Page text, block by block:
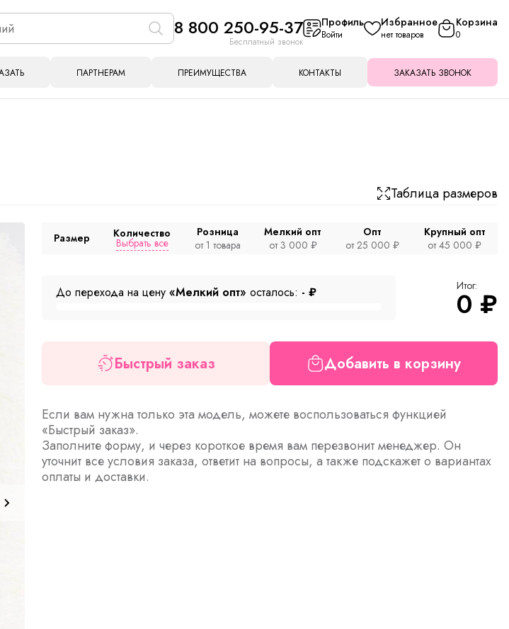
8 800 250-95-37
Бесплатный звонок
Профиль
Войти
Избранное
нет товаров
Корзина
0
ПАРТНЕРАМ ПРЕИМУЩЕСТВА КОНТАКТЫ ЗАКАЗАТЬ ЗВОНОК
Таблица размеров
Размер Количество
Выбрать все
Розница
от 1 товара
Мелкий опт
от 3 000 ₽
Опт
от 25 000 ₽
Крупный опт
от 45 000 ₽
До перехода на цену «Мелкий опт» осталось: - ₽ Итог:
0 ₽
Быстрый заказ Добавить в корзину
Если вам нужна только эта модель, можете воспользоваться функцией
«Быстрый заказ».
Заполните форму, и через короткое время вам перезвонит менеджер. Он
уточнит все условия заказа, ответит на вопросы, а также подскажет о вариантах
оплаты и доставки.